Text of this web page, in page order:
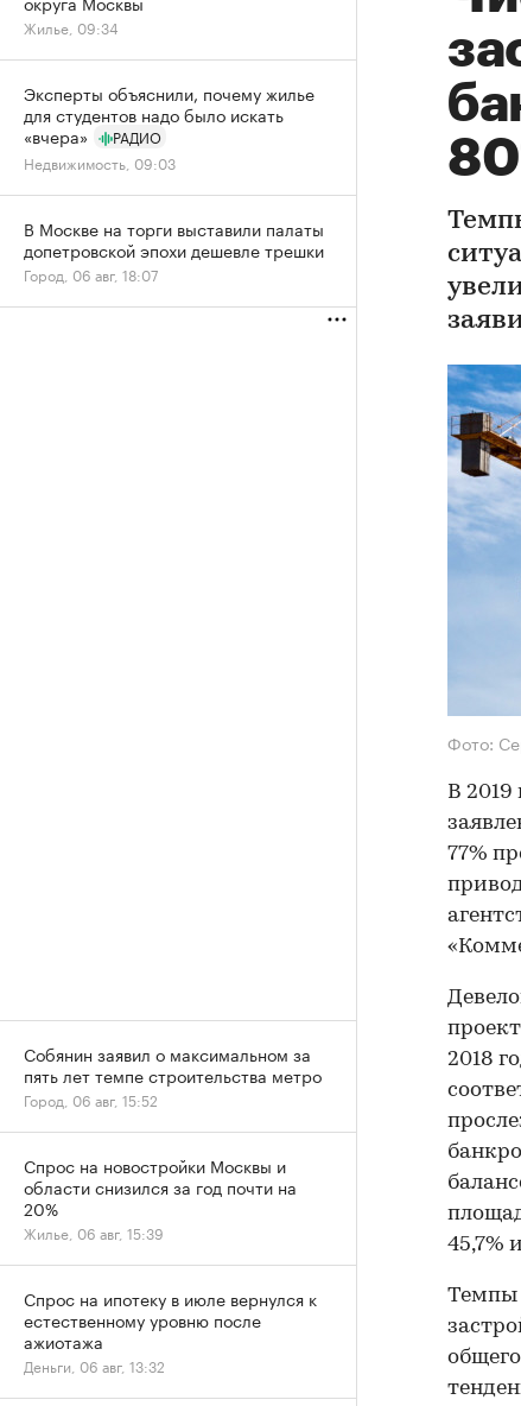
Фото:
В 2019
77%
2018
45,7%
Темпы
Жилье, 09:34
Эксперты объяснили, почему жилье
для студентов надо было искать
«вчера»
РАДИО
Недвижимость, 09:03
В Москве на торги выставили палаты
допетровской эпохи дешевле трешки
Город, 06 авг, 18:07
Собянин заявил о максимальном за
пять лет темпе строительства метро
Город, 06 авг, 15:52
Спрос на новостройки Москвы и
области снизился за год почти на
20%
Жилье, 06 авг, 15:39
Спрос на ипотеку в июле вернулся к
естественному уровню после
ажиотажа
Деньги, 06 авг, 13:32